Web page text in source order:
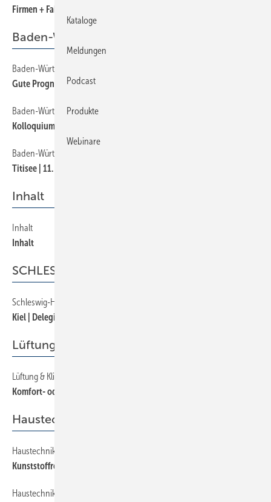
Firmen + Fakten
Baden-Württemberg
Baden-Württemberg
Gute Prognosen trotz politischer Fallstricke
Baden-Württemberg
Kolloquium | Theorie trifft Praxis
Baden-Württemberg
Titisee | 11. Klempnertreff
Inhalt
Inhalt
Inhalt
SCHLESWIG-HOLSTEIN
Schleswig-Holstein
Kiel | Delegiertentagung an der Förde
Lüftung & Klima
Lüftung & Klima
Komfort- oder Präzisions- Klimageräte?
Haustechnik
Haustechnik
Kunststoffrohrsysteme in der Haustechnik
Haustechnik
Kataloge
Meldungen
Podcast
Produkte
Webinare